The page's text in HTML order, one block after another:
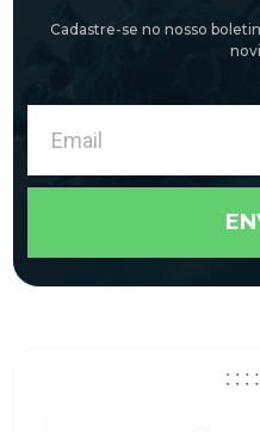
Cadastre-se no nosso